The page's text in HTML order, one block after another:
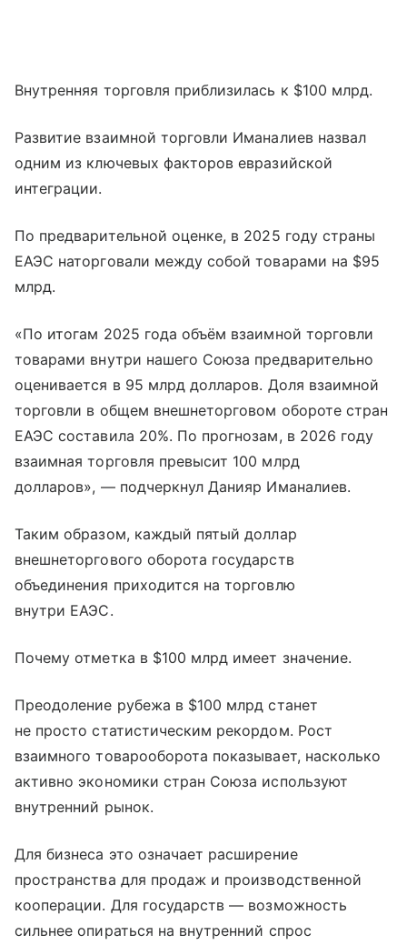
Внутренняя торговля приблизилась к $100 млрд.
Развитие взаимной торговли Иманалиев назвал
одним из ключевых факторов евразийской
интеграции.
По предварительной оценке, в 2025 году страны
ЕАЭС наторговали между собой товарами на $95
млрд.
«По итогам 2025 года объём взаимной торговли
товарами внутри нашего Союза предварительно
оценивается в 95 млрд долларов. Доля взаимной
торговли в общем внешнеторговом обороте стран
ЕАЭС составила 20%. По прогнозам, в 2026 году
взаимная торговля превысит 100 млрд
долларов», — подчеркнул Данияр Иманалиев.
Таким образом, каждый пятый доллар
внешнеторгового оборота государств
объединения приходится на торговлю
внутри ЕАЭС.
Почему отметка в $100 млрд имеет значение.
Преодоление рубежа в $100 млрд станет
не просто статистическим рекордом. Рост
взаимного товарооборота показывает, насколько
активно экономики стран Союза используют
внутренний рынок.
Для бизнеса это означает расширение
пространства для продаж и производственной
кооперации. Для государств — возможность
сильнее опираться на внутренний спрос